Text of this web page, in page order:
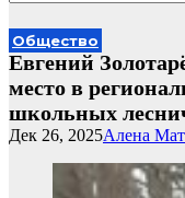
Общество
Евгений
место в
школьных
Алена
Дек 26, 2025